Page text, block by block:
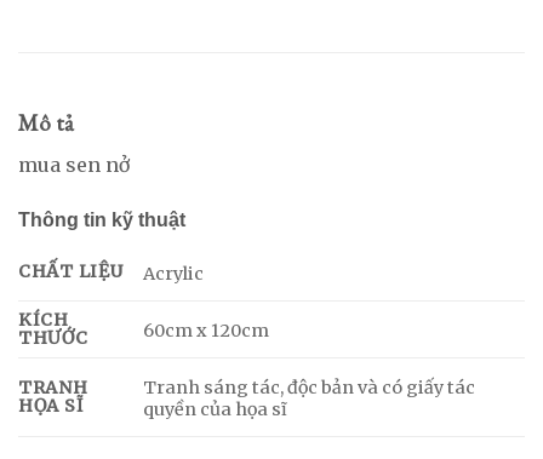
Mô tả
mua sen nở
Thông tin kỹ thuật
CHẤT LIỆU Acrylic
KÍCH
THƯỚC
60cm x 120cm
TRANH
HỌA SĨ
Tranh sáng tác, độc bản và có giấy tác
quyền của họa sĩ